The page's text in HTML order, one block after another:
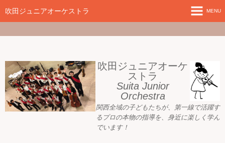
verification=nW1XDOjsXUeBk5Tr0WL2kTnlmTP78udH3yRHAbTSBv8
吹田ジュニアオーケストラ
吹田ジュニアオーケ
ストラ
Suita Junior
Orchestra
関西全域の子どもたちが、
第一線で活躍す
るプロの本物の指導を、身近に楽しく学ん
でいます！
MENU
ホーム
新着情報
活動目標
指導者ご紹介